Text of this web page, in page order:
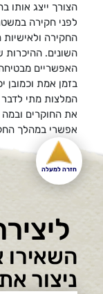
הצורך ייצג אותו
לפני חקירה
החקירה
השונים. ההיכרות
האפשריים
בזמן אמת וכמובן
המלצות מתי
את החוקרים
אפשרי במהלך
חזרה למעלה
השאירו
ניצור